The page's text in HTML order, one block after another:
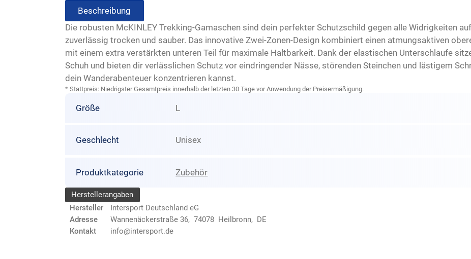
Beschreibung
Die robusten McKINLEY Trekking-Gamaschen sind dein perfekter Schutzschild gegen alle Widrigkeiten
zuverlässig trocken und sauber. Das innovative Zwei-Zonen-Design kombiniert einen atmungsaktiven
mit einem extra verstärkten unteren Teil für maximale Haltbarkeit. Dank der elastischen Unterschlaufe
Schuh und bieten dir verlässlichen Schutz vor eindringender Nässe, störenden Steinchen und lästigem
dein Wanderabenteuer konzentrieren kannst.
* Stattpreis: Niedrigster Gesamtpreis innerhalb der letzten 30 Tage vor Anwendung der Preisermäßigung.
Größe L
Geschlecht Unisex
Produktkategorie Zubehör
Herstellerangaben
Hersteller
Intersport Deutschland eG
Adresse
Wannenäckerstraße 36, 74078 Heilbronn, DE
Kontakt
info@intersport.de